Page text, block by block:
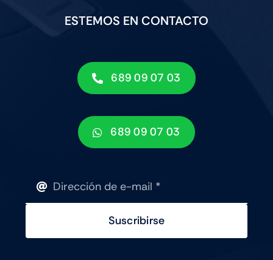
ESTEMOS EN CONTACTO
689 09 07 03
689 09 07 03
Suscribirse